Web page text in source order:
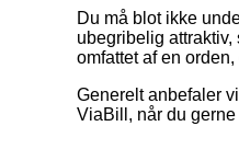
Du må blot ikke
ubegribelig
omfattet af en
Generelt anbefaler
ViaBill, når du